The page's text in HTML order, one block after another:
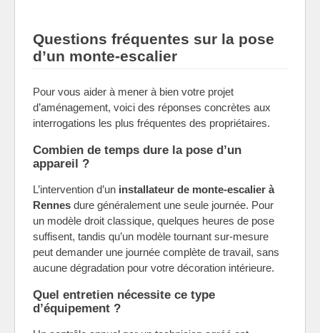
Questions fréquentes sur la pose
d’un monte-escalier
Pour vous aider à mener à bien votre projet
d’aménagement, voici des réponses concrètes aux
interrogations les plus fréquentes des propriétaires.
Combien de temps dure la pose d’un
appareil ?
L’intervention d’un installateur de monte-escalier à
Rennes dure généralement une seule journée. Pour
un modèle droit classique, quelques heures de pose
suffisent, tandis qu’un modèle tournant sur-mesure
peut demander une journée complète de travail, sans
aucune dégradation pour votre décoration intérieure.
Quel entretien nécessite ce type
d’équipement ?